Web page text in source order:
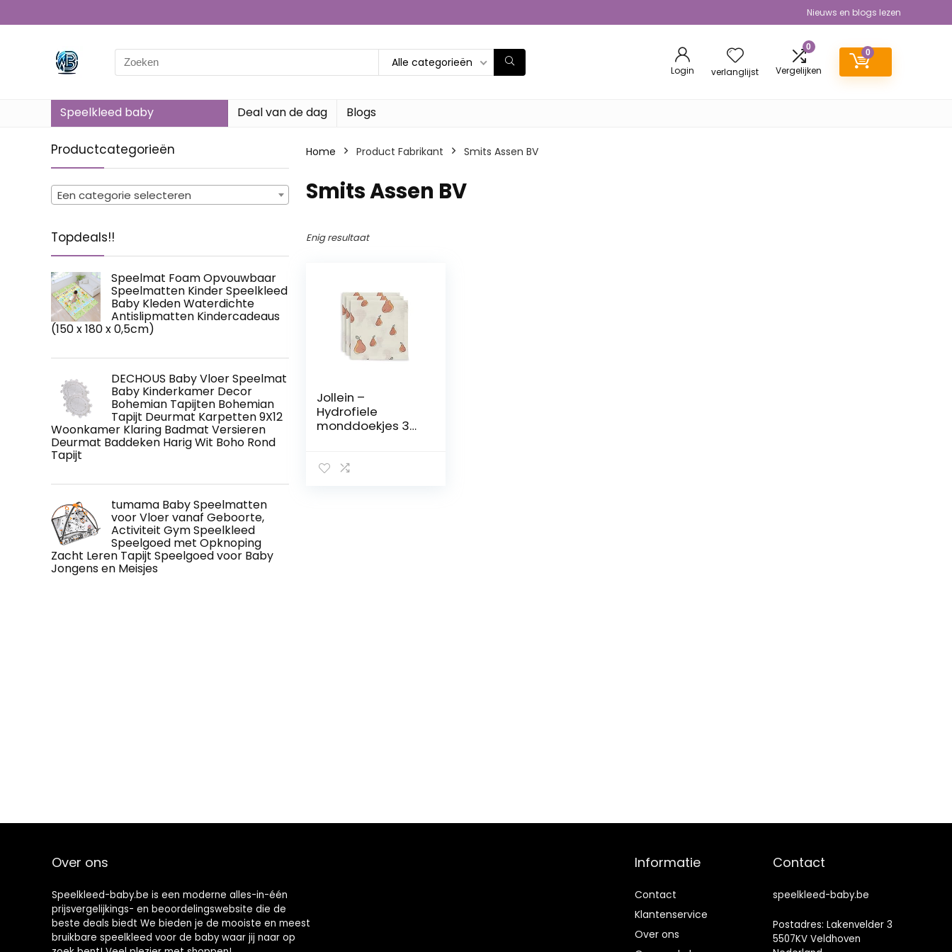
Nieuws en blogs lezen
Search
for:
Alle categorieën
Login verlanglijst
0
Vergelijken
0
Speelkleed baby Deal van de dag Blogs
Productcategorieën
Een categorie selecteren
Topdeals!!
Speelmat Foam Opvouwbaar
Speelmatten Kinder Speelkleed
Baby Kleden Waterdichte
Antislipmatten Kindercadeaus
(150 x 180 x 0,5cm)
DECHOUS Baby Vloer Speelmat
Baby Kinderkamer Decor
Bohemian Tapijten Bohemian
Tapijt Deurmat Karpetten 9X12
Woonkamer Klaring Badmat Versieren
Deurmat Baddeken Harig Wit Boho Rond
Tapijt
tumama Baby Speelmatten
voor Vloer vanaf Geboorte,
Activiteit Gym Speelkleed
Speelgoed met Opknoping
Zacht Leren Tapijt Speelgoed voor Baby
Jongens en Meisjes
Home Product Fabrikant ‎Smits Assen BV
‎Smits Assen BV
Enig resultaat
Jollein –
Hydrofiele
monddoekjes 3
Over ons
Speelkleed-baby.be is een moderne alles-in-één
prijsvergelijkings- en beoordelingswebsite die de
beste deals biedt We bieden je de mooiste en meest
bruikbare speelkleed voor de baby waar jij naar op
Informatie
Contact
Klantenservice
Over ons
Contact
speelkleed-baby.be
Postadres: Lakenvelder 3
5507KV Veldhoven